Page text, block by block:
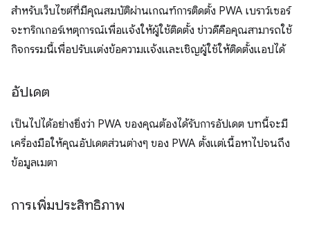
สำหรับเว็บไซต์ที่มีคุณสมบัติผ่านเกณฑ์การติดตั้ง PWA เบราว์เซอร์
จะทริกเกอร์เหตุการณ์เพื่อแจ้งให้ผู้ใช้ติดตั้ง ข่าวดีคือคุณสามารถใช้
กิจกรรมนี้เพื่อปรับแต่งข้อความแจ้งและเชิญผู้ใช้ให้ติดตั้งแอปได้
อัปเดต
เป็นไปได้อย่างยิ่งว่า PWA ของคุณต้องได้รับการอัปเดต บทนี้จะมี
เครื่องมือให้คุณอัปเดตส่วนต่างๆ ของ PWA ตั้งแต่เนื้อหาไปจนถึง
ข้อมูลเมตา
การเพิ่มประสิทธิภาพ